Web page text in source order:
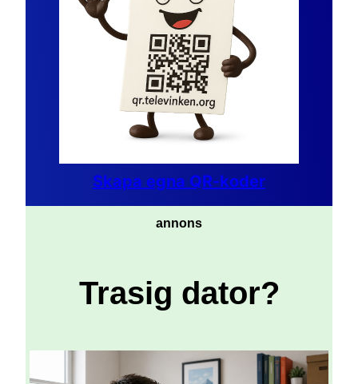
Skapa egna QR-koder
annons
Trasig dator?